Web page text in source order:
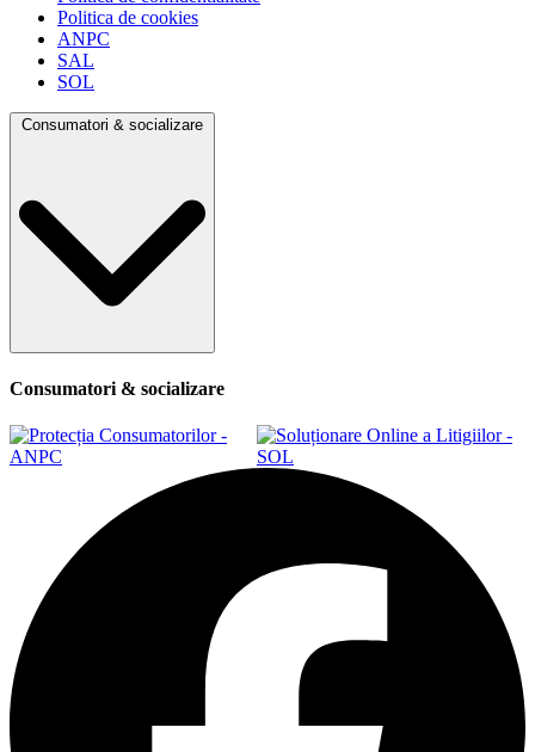
Politica de cookies
ANPC
SAL
SOL
Consumatori & socializare
Consumatori & socializare